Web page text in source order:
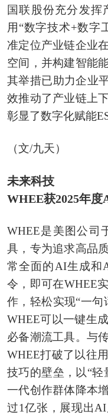
国联股份充分发挥
用“数字技术+数字
准定位产业链企业
空间，并构建智能
其举措已助力企业
效推动了产业链上
彰显了数字化赋能
（文/九天）
未来科技
WHEE获2025年
WHEE是美图公司
具，专为追求高品
常全面的AI生成和
令，即可在WHEE
作，轻松实现“一句
WHEE可以一键生
必备潮流工具。与
WHEE打破了以往
技巧的壁垒，以“
一代创作群体降本
过1亿张，展现出